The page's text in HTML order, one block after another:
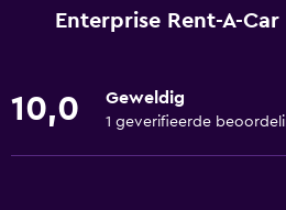
Enterprise Rent-A-
10,0 Geweldig
1 geverifieerde